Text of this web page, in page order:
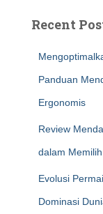
Recent
Panduan
Ergonomis
Review
dalam
Evolusi
Dominasi